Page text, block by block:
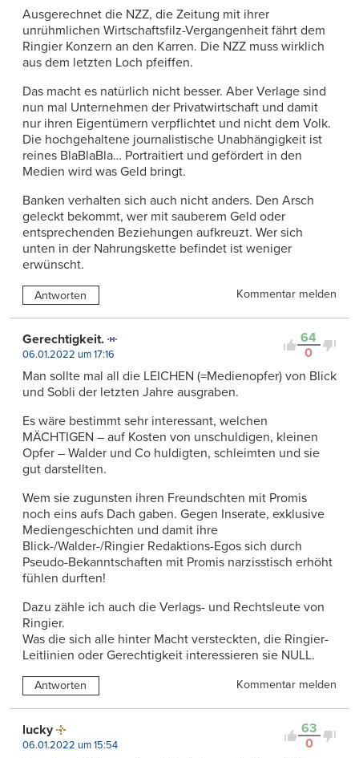
Ausgerechnet die NZZ, die Zeitung mit ihrer
unrühmlichen Wirtschaftsfilz-Vergangenheit fährt dem
Ringier Konzern an den Karren. Die NZZ muss wirklich
aus dem letzten Loch pfeiffen.
Das macht es natürlich nicht besser. Aber Verlage sind
nun mal Unternehmen der Privatwirtschaft und damit
nur ihren Eigentümern verpflichtet und nicht dem Volk.
Die hochgehaltene journalistische Unabhängigkeit ist
reines BlaBlaBla… Portraitiert und gefördert in den
Medien wird was Geld bringt.
Banken verhalten sich auch nicht anders. Den Arsch
geleckt bekommt, wer mit sauberem Geld oder
entsprechenden Beziehungen aufkreuzt. Wer sich
unten in der Nahrungskette befindet ist weniger
erwünscht.
Antworten Kommentar melden
64
0
Gerechtigkeit.
06.01.2022 um 17:16
Man sollte mal all die LEICHEN (=Medienopfer) von Blick
und Sobli der letzten Jahre ausgraben.
Es wäre bestimmt sehr interessant, welchen
MÄCHTIGEN – auf Kosten von unschuldigen, kleinen
Opfer – Walder und Co huldigten, schleimten und sie
gut darstellten.
Wem sie zugunsten ihren Freundschten mit Promis
noch eins aufs Dach gaben. Gegen Inserate, exklusive
Mediengeschichten und damit ihre
Blick-/Walder-/Ringier Redaktions-Egos sich durch
Pseudo-Bekanntschaften mit Promis narzisstisch erhöht
fühlen durften!
Dazu zähle ich auch die Verlags- und Rechtsleute von
Ringier.
Was die sich alle hinter Macht versteckten, die Ringier-
Leitlinien oder Gerechtigkeit interessieren sie NULL.
Antworten Kommentar melden
63
0
lucky
06.01.2022 um 15:54